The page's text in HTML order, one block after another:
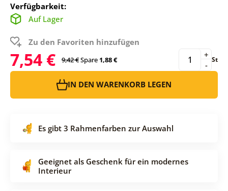
Verfügbarkeit:
Auf Lager
Zu den Favoriten hinzufügen
7,54 € 9,42 €Spare1,88 € -
+ St
IN DEN WARENKORB LEGEN
Es gibt 3 Rahmenfarben zur Auswahl
Geeignet als Geschenk für ein modernes
Interieur